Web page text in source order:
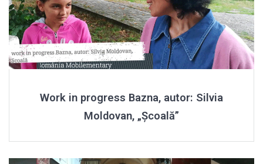
Work in progress Bazna, autor: Silvia
Moldovan, „Școală”